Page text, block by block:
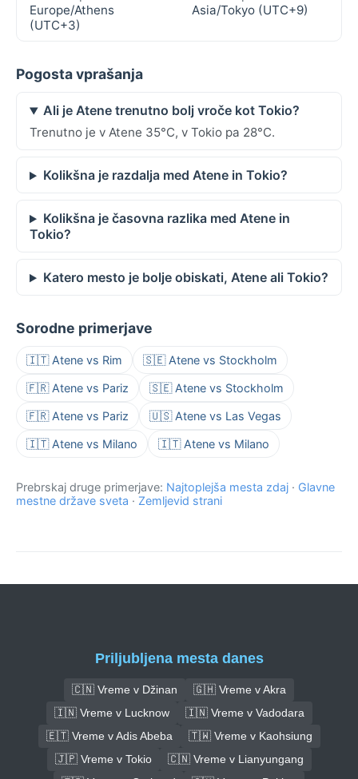
Europe/Athens
(UTC+3)
Asia/Tokyo (UTC+9)
Pogosta vprašanja
Ali je Atene trenutno bolj vroče kot Tokio?
Trenutno je v Atene 35°C, v Tokio pa 28°C.
Kolikšna je razdalja med Atene in Tokio?
Kolikšna je časovna razlika med Atene in
Tokio?
Katero mesto je bolje obiskati, Atene ali Tokio?
Sorodne primerjave
🇮🇹 Atene vs Rim 🇸🇪 Atene vs Stockholm
🇫🇷 Atene vs Pariz 🇸🇪 Atene vs Stockholm
🇫🇷 Atene vs Pariz 🇺🇸 Atene vs Las Vegas
🇮🇹 Atene vs Milano 🇮🇹 Atene vs Milano
Prebrskaj druge primerjave: Najtoplejša mesta zdaj · Glavne
mestne države sveta · Zemljevid strani
Priljubljena mesta danes
🇨🇳 Vreme v Džinan
🇬🇭 Vreme v Akra
🇮🇳 Vreme v Lucknow
🇮🇳 Vreme v Vadodara
🇪🇹 Vreme v Adis Abeba
🇹🇼 Vreme v Kaohsiung
🇯🇵 Vreme v Tokio
🇨🇳 Vreme v Lianyungang